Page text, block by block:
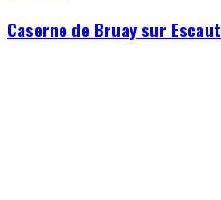
Caserne de Bruay sur Escaut